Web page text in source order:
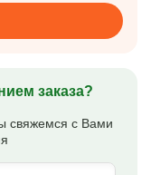
заказа?
свяжемся с Вами